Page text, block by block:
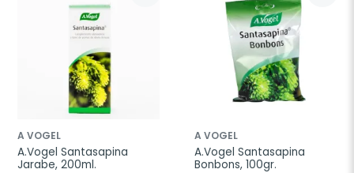
A VOGEL
A.Vogel Santasapina
Jarabe, 200ml.
A VOGEL
A.Vogel Santasapina
Bonbons, 100gr.